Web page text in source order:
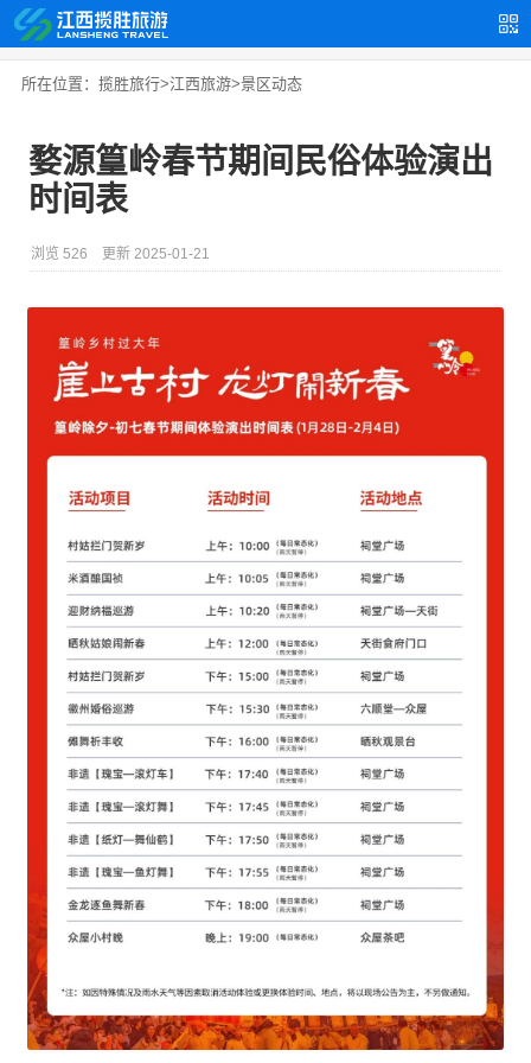
所在位置： 揽胜旅行>江西旅游>景区动态
婺源篁岭春节期间民俗体验演出
时间表
浏览 526 更新 2025-01-21